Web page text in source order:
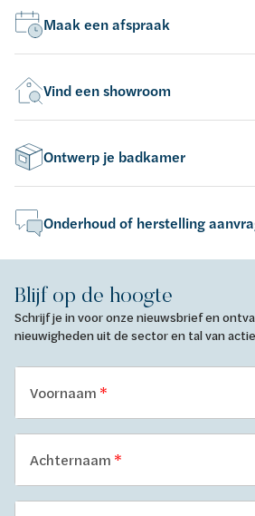
Maak een afspraak
Vind een showroom
Ontwerp je badkamer
Onderhoud of herstelling
Blijf op de hoogte
Schrijf je in voor onze nieuwsbrief en
nieuwigheden uit de sector en tal van
Voornaam
Achternaam